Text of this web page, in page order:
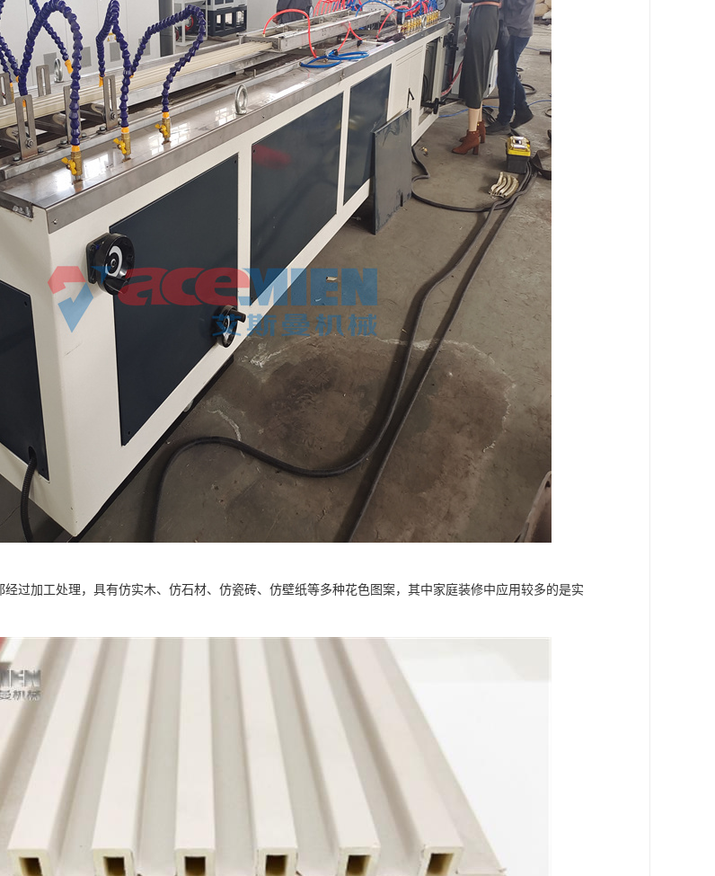
过加工处理，具有仿实木、仿石材、仿瓷砖、仿壁纸等多种花色图案，其中家庭装修中应用较多的是实